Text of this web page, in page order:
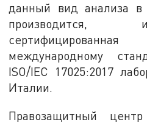
данный вид анализа
международному
ISO/IEC 17025:2017
Италии.
Правозащитный